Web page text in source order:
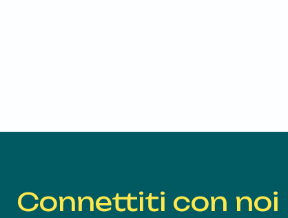
Connettiti con noi